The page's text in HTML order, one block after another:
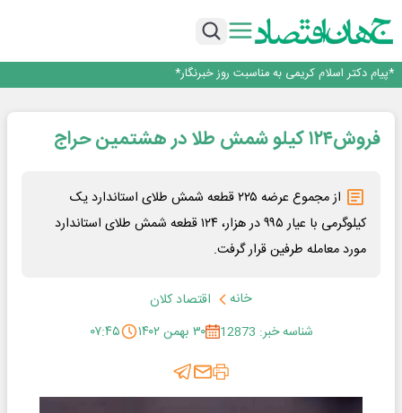
صندوق توسعه ملی نقشی در طرح کالابرگ ندارد
*پیام دکتر اسلام کریمی به مناسبت روز خبرنگار*
ساماندهی صنعت تلفن همراه در انتظارسیاست جدیددولت؛حمایت ازتولید وخدمات
صندوق توسعه ملی نقشی در طرح کالابرگ ندارد
فروش۱۲۴ کیلو شمش طلا در هشتمین حراج
از مجموع عرضه ۲۲۵ قطعه شمش طلای استاندارد یک
کیلوگرمی با عیار ۹۹۵ در هزار، ۱۲۴ قطعه شمش طلای استاندارد
مورد معامله طرفین قرار گرفت.
خانه
اقتصاد کلان
شناسه خبر: 12873
۳۰ بهمن ۱۴۰۲ ۰۷:۴۵